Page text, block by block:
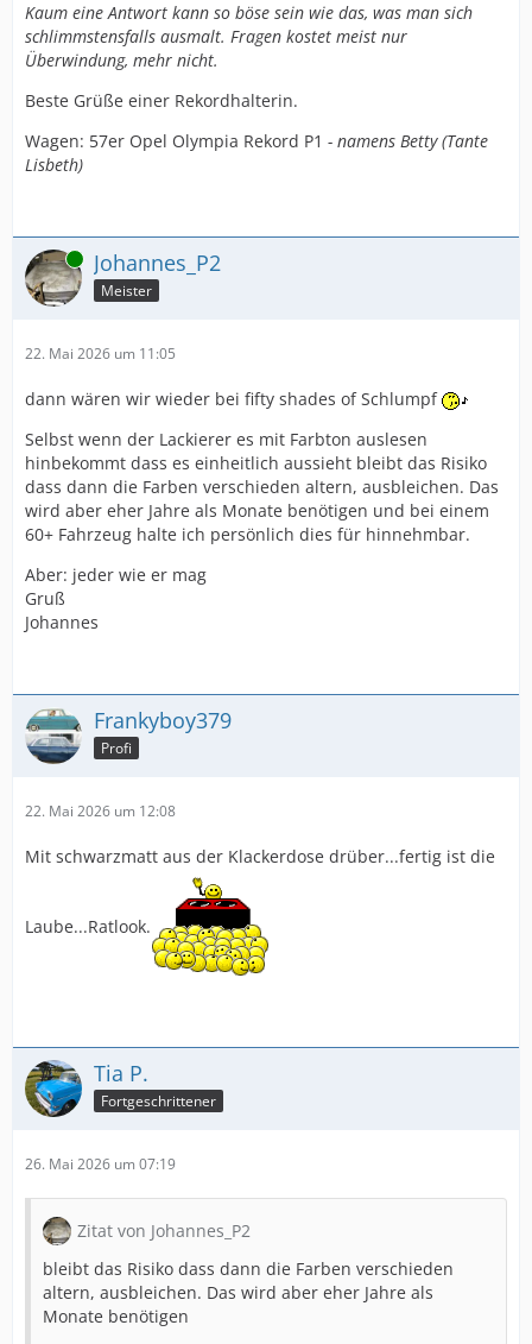
Kaum eine Antwort kann so böse sein wie das, was man sich
schlimmstensfalls ausmalt. Fragen kostet meist nur
Überwindung, mehr nicht.
Beste Grüße einer Rekordhalterin.
Wagen: 57er Opel Olympia Rekord P1 - namens Betty (Tante
Lisbeth)
Online Johannes_P2
Meister
22. Mai 2026 um 11:05
dann wären wir wieder bei fifty shades of Schlumpf
Selbst wenn der Lackierer es mit Farbton auslesen
hinbekommt dass es einheitlich aussieht bleibt das Risiko
dass dann die Farben verschieden altern, ausbleichen. Das
wird aber eher Jahre als Monate benötigen und bei einem
60+ Fahrzeug halte ich persönlich dies für hinnehmbar.
Aber: jeder wie er mag
Gruß
Johannes
Frankyboy379
Profi
22. Mai 2026 um 12:08
Mit schwarzmatt aus der Klackerdose drüber...fertig ist die
Laube...Ratlook.
Tia P.
Fortgeschrittener
26. Mai 2026 um 07:19
Zitat von Johannes_P2
bleibt das Risiko dass dann die Farben verschieden
altern, ausbleichen. Das wird aber eher Jahre als
Monate benötigen